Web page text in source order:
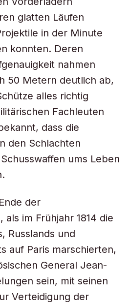
glatten Läufen
in der Minute
konnten. Deren
nahmen
50 Metern deutlich ab,
alles richtig
Fachleuten
dass die
den Schlachten
ums Leben
der
als im Frühjahr 1814 die
Russlands und
auf Paris marschierten,
General Jean-
sein, mit seinen
Verteidigung der